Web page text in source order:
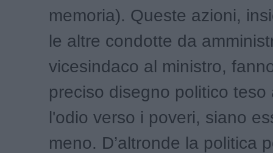
memoria). Queste azioni,
le altre condotte da
vicesindaco al ministro,
preciso disegno politico teso
l'odio verso i poveri, siano
meno. D’altronde la politica